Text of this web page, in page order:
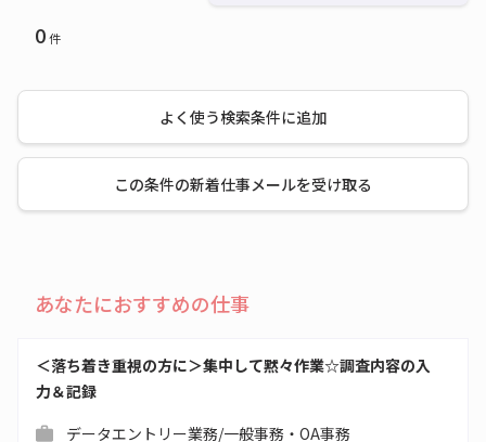
郡渡嘉敷村 / 島尻郡座間味村 / 島尻郡粟国村 / 島尻郡渡名
0件
よく使う検索条件に追加
この条件の新着仕事メールを受け取る
あなたにおすすめの仕事
＜落ち着き重視の方に＞集中して黙々作業☆調査内容の入
力＆記録
データエントリー業務/一般事務・OA事務